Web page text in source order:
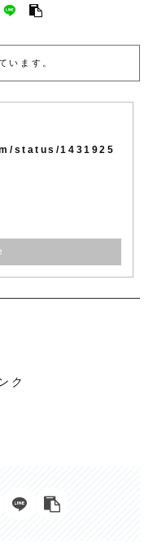
います。
status/1431925
ク